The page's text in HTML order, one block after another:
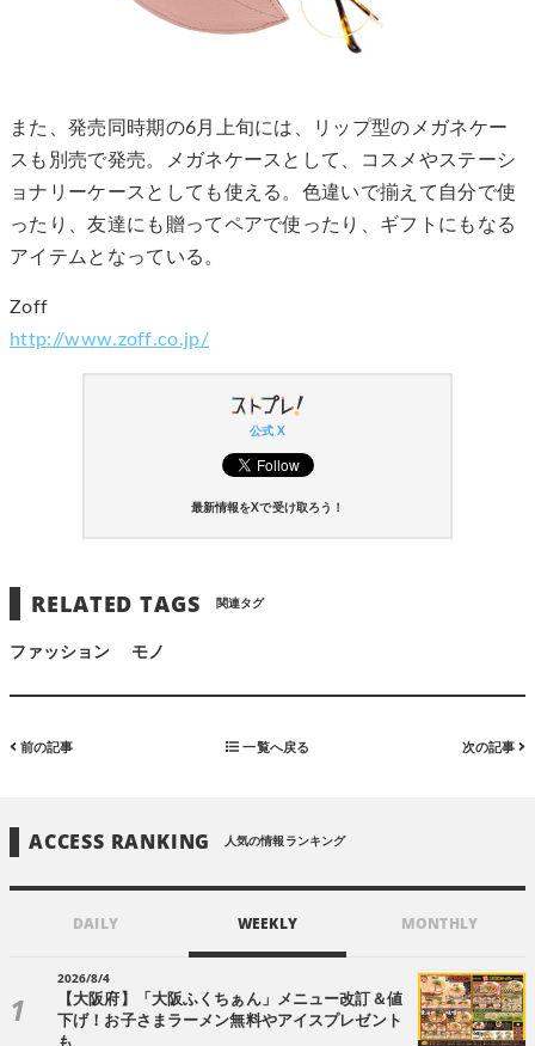
また、発売同時期の6月上旬には、リップ型のメガネケー
スも別売で発売。メガネケースとして、コスメやステーシ
ョナリーケースとしても使える。色違いで揃えて自分で使
ったり、友達にも贈ってペアで使ったり、ギフトにもなる
アイテムとなっている。
Zoff
http://www.zoff.co.jp/
公式 X
最新情報をXで受け取ろう！
RELATED TAGS 関連タグ
ファッション モノ
前の記事 一覧へ戻る 次の記事
ACCESS RANKING 人気の情報ランキング
DAILY WEEKLY MONTHLY
2026/8/4
【大阪府】「大阪ふくちぁん」メニュー改訂＆値
下げ！お子さまラーメン無料やアイスプレゼント
も